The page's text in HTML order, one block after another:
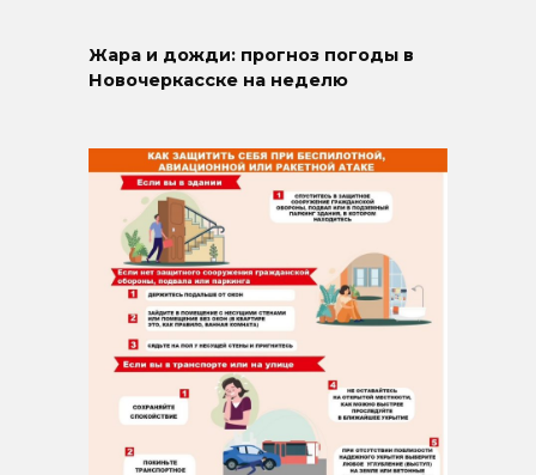
Жара и дожди: прогноз погоды в
Новочеркасске на неделю